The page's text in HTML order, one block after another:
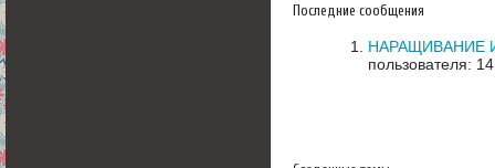
Последние сообщения
НАРАЩИВАНИЕ
пользователя: